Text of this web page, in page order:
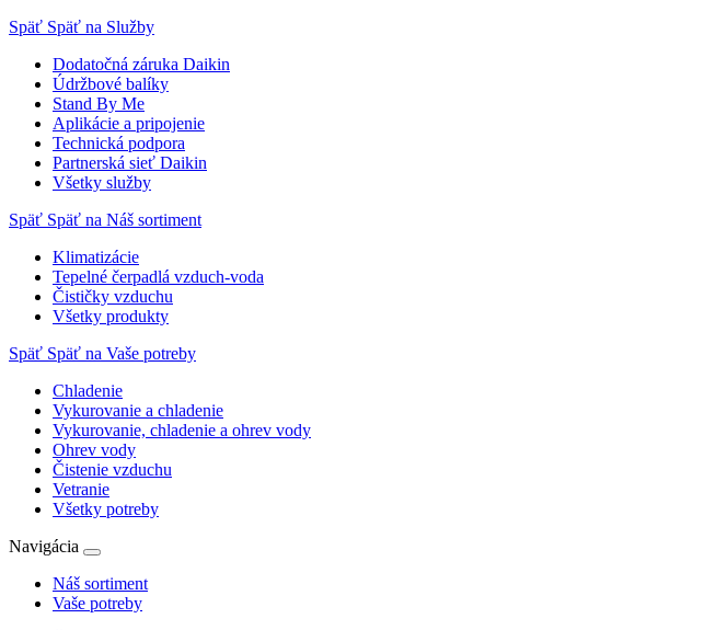
Späť Späť na Služby
Dodatočná záruka Daikin
Údržbové balíky
Stand By Me
Aplikácie a pripojenie
Technická podpora
Partnerská sieť Daikin
Všetky služby
Späť Späť na Náš sortiment
Klimatizácie
Tepelné čerpadlá vzduch-voda
Čističky vzduchu
Všetky produkty
Späť Späť na Vaše potreby
Chladenie
Vykurovanie a chladenie
Vykurovanie, chladenie a ohrev vody
Ohrev vody
Čistenie vzduchu
Vetranie
Všetky potreby
Navigácia
Náš sortiment
Vaše potreby